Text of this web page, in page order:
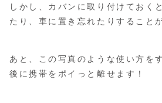
しかし、カバンに取り付けておく
たり、車に置き忘れたりすること
あと、この写真のような使い方を
後に携帯をポイっと離せます！